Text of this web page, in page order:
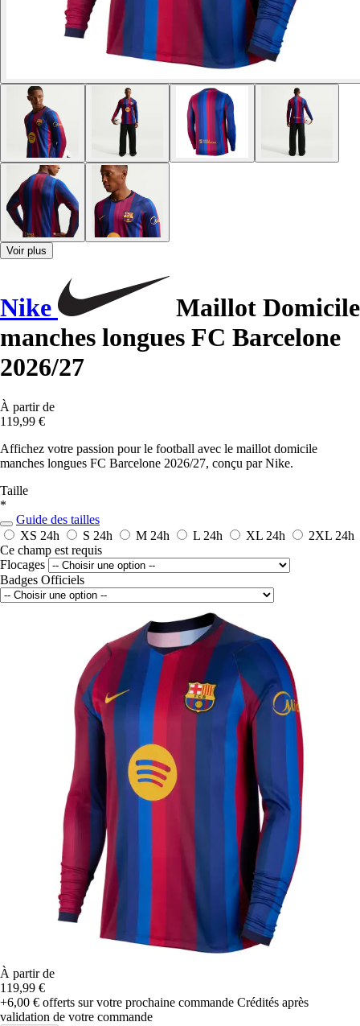
Voir plus
Nike
Maillot Domicile
manches longues FC Barcelone
2026/27
À partir de
119,99 €
Affichez votre passion pour le football avec le maillot domicile
manches longues FC Barcelone 2026/27, conçu par Nike.
Taille
*
Guide des tailles
XS 24h S 24h M 24h L 24h XL 24h 2XL 24h
Ce champ est requis
Flocages
Badges Officiels
À partir de
119,99 €
+6,00 € offerts sur votre prochaine commande Crédités après
validation de votre commande